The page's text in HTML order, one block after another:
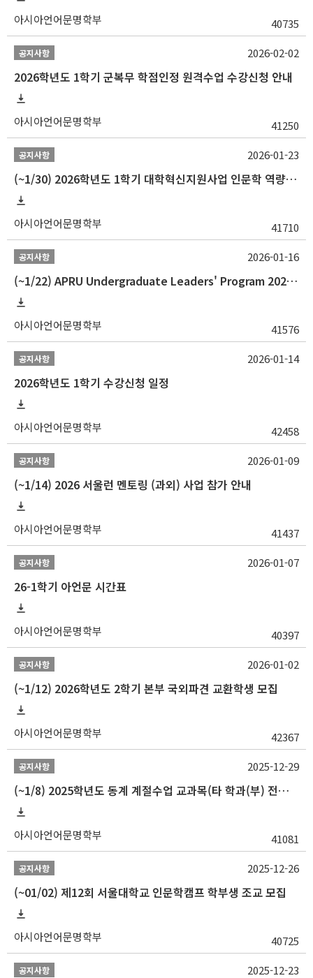
아시아언어문명학부 40735
공지사항
2026학년도 1학기 군복무 학점인정 원격수업 수강신청 안내
아시아언어문명학부 41250
2026-02-02
공지사항
(~1/30) 2026학년도 1학기 대학혁신지원사업 인문학 역량강화 학업지원금 지원 선발 안내(학·석·박사)
아시아언어문명학부 41710
2026-01-23
공지사항
(~1/22) APRU Undergraduate Leaders' Program 2026 프로그램 참가자 모집
아시아언어문명학부 41576
2026-01-16
공지사항
2026학년도 1학기 수강신청 일정
아시아언어문명학부 42458
2026-01-14
공지사항
(~1/14) 2026 서울런 멘토링 (과외) 사업 참가 안내
아시아언어문명학부 41437
2026-01-09
공지사항
26-1학기 아언문 시간표
아시아언어문명학부 40397
2026-01-07
공지사항
(~1/12) 2026학년도 2학기 본부 국외파견 교환학생 모집
아시아언어문명학부 42367
2026-01-02
공지사항
(~1/8) 2025학년도 동계 계절수업 교과목(타 학과(부) 전공 및 교양) 성적평가방법 선택제 신청 안내
아시아언어문명학부 41081
2025-12-29
공지사항
(~01/02) 제12회 서울대학교 인문학캠프 학부생 조교 모집
아시아언어문명학부 40725
2025-12-26
공지사항 2025-12-23